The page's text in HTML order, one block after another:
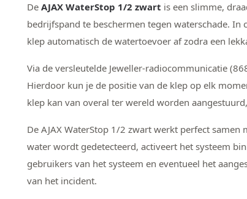
De AJAX WaterStop 1/2 zwart is een slimme,
bedrijfspand te beschermen tegen waterschade. In
klep automatisch de watertoevoer af zodra een
Via de versleutelde Jeweller-radiocommunicatie
Hierdoor kun je de positie van de klep op elk
klep kan van overal ter wereld worden
De AJAX WaterStop 1/2 zwart werkt perfect samen
water wordt gedetecteerd, activeert het systeem
gebruikers van het systeem en eventueel het
van het incident.